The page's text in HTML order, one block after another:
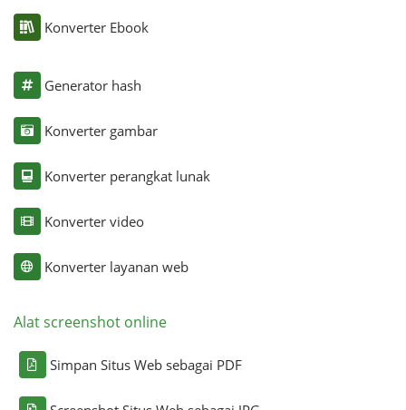
Konverter Ebook
Generator hash
Konverter gambar
Konverter perangkat lunak
Konverter video
Konverter layanan web
Alat screenshot online
Simpan Situs Web sebagai PDF